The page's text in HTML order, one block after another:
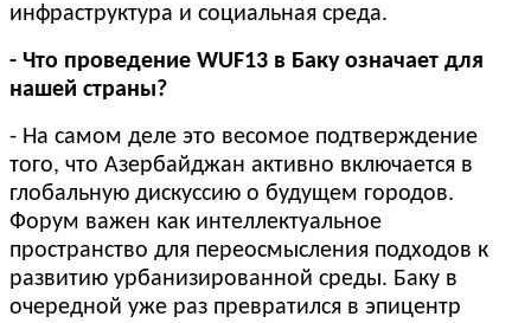
инфраструктура и социальная среда.
- Что проведение WUF13 в Баку означает для
нашей страны?
- На самом деле это весомое подтверждение
того, что Азербайджан активно включается в
глобальную дискуссию о будущем городов.
Форум важен как интеллектуальное
пространство для переосмысления подходов к
развитию урбанизированной среды. Баку в
очередной уже раз превратился в эпицентр